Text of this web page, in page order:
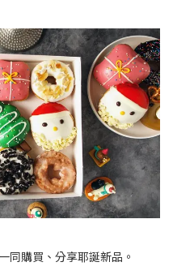
購買、分享耶誕新品。